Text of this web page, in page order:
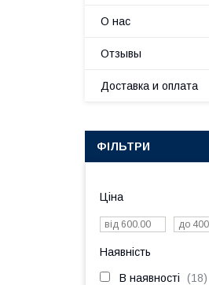
О нас
Отзывы
Доставка и оплата
ФІЛЬТРИ
Ціна
Наявність
В наявності 18